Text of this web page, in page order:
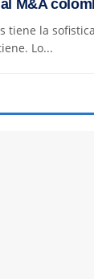
M&A
tiene la
Lo...